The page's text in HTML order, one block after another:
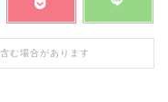
む場合があります